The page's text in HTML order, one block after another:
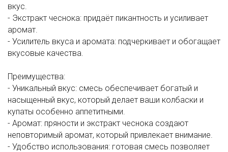
вкус.
- Экстракт чеснока: придаёт пикантность и усиливает
аромат.
- Усилитель вкуса и аромата: подчеркивает и обогащает
вкусовые качества.
Преимущества:
- Уникальный вкус: смесь обеспечивает богатый и
насыщенный вкус, который делает ваши колбаски и
купаты особенно аппетитными.
- Аромат: пряности и экстракт чеснока создают
неповторимый аромат, который привлекает внимание.
- Удобство использования: готовая смесь позволяет